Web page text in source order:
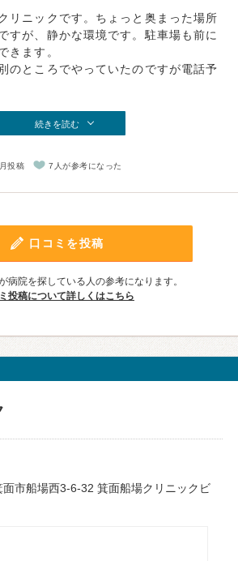
リニックです。ちょっと奥まった場所
すが、静かな環境です。駐車場も前に
きます。
のところでやっていたのですが電話予
続きを読む
投稿 7人が参考になった
口コミを投稿
病院を探している人の参考になります。
投稿について詳しくはこちら
市船場西3-6-32 箕面船場クリニックビ